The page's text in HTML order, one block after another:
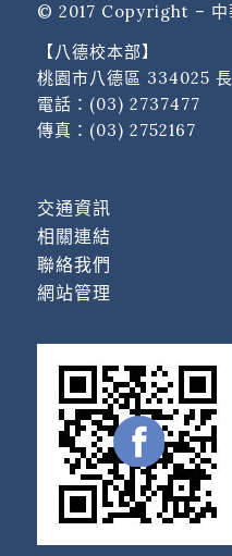
© 2017 Copyright – 中
【八德校本部】
桃園市八德區 334025
電話： (03) 2737477
傳真：(03) 2752167
交通資訊
相關連結
聯絡我們
網站管理